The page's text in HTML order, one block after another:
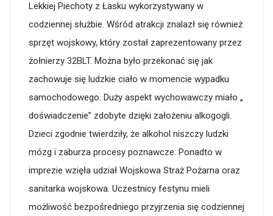
Lekkiej Piechoty z Łasku wykorzystywany w
codziennej służbie. Wśród atrakcji znalazł się również
sprzęt wojskowy, który został zaprezentowany przez
żołnierzy 32BLT. Można było przekonać się jak
zachowuje się ludzkie ciało w momencie wypadku
samochodowego. Duży aspekt wychowawczy miało „
doświadczenie” zdobyte dzięki założeniu alkogogli.
Dzieci zgodnie twierdziły, że alkohol niszczy ludzki
mózg i zaburza procesy poznawcze. Ponadto w
imprezie wzięła udział Wojskowa Straż Pożarna oraz
sanitarka wojskowa. Uczestnicy festynu mieli
możliwość bezpośredniego przyjrzenia się codziennej